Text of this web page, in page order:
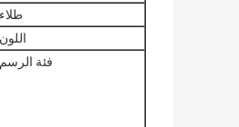
طلاء
اللون
فئة الرسم